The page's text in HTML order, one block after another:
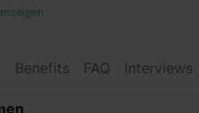
Benefits FAQ Interviews